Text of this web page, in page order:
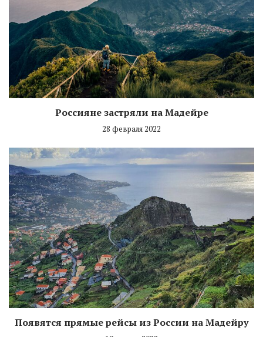
Россияне застряли на Мадейре
28 февраля 2022
Появятся прямые рейсы из России на Мадейру